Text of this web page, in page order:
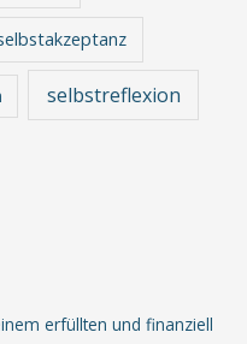
selbstreflexion
erfüllten und finanziell